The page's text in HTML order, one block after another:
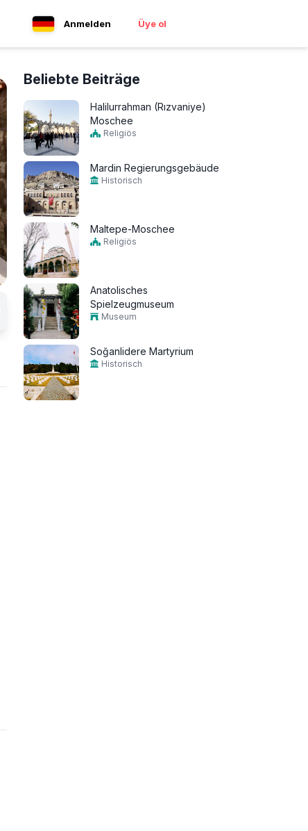
Anmelden Üye ol
Beliebte Beiträge
Halilurrahman (Rızvaniye)
Moschee
Religiös
Mardin Regierungsgebäude
Historisch
Maltepe-Moschee
Religiös
Anatolisches
Spielzeugmuseum
Museum
Soğanlidere Martyrium
Historisch